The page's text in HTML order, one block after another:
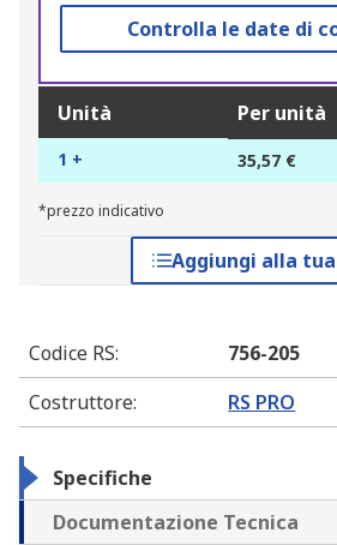
Controlla le date di
Unità Per unità
1 + 35,57 €
*prezzo indicativo
Aggiungi alla
Codice RS:
756-205
Costruttore: RS PRO
Specifiche
Documentazione Tecnica